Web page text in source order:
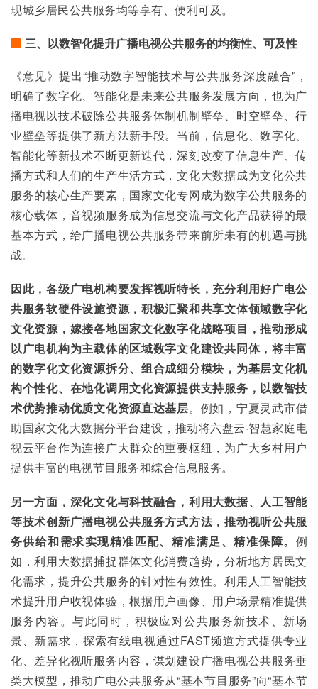
现城乡居民公共服务均等享有、便利可及。
三、以数智化提升广播电视公共服务的均衡性、可及性
《意见》提出“推动数字智能技术与公共服务深度融合”，
明确了数字化、智能化是未来公共服务发展方向，也为广
播电视以技术破除公共服务体制机制壁垒、时空壁垒、行
业壁垒等提供了新方法新手段。当前，信息化、数字化、
智能化等新技术不断更新迭代，深刻改变了信息生产、传
播方式和人们的生产生活方式，文化大数据成为文化公共
服务的核心生产要素，国家文化专网成为数字公共服务的
核心载体，音视频服务成为信息交流与文化产品获得的最
基本方式，给广播电视公共服务带来前所未有的机遇与挑
战。
因此，各级广电机构要发挥视听特长，充分利用好广电公
共服务软硬件设施资源，积极汇聚和共享文体领域数字化
文化资源，嫁接各地国家文化数字化战略项目，推动形成
以广电机构为主载体的区域数字文化建设共同体，将丰富
的数字化文化资源拆分、组合成细分模块，为基层文化机
构个性化、在地化调用文化资源提供支持服务，以数智技
术优势推动优质文化资源直达基层。例如，宁夏灵武市借
助国家文化大数据分平台建设，推动将六盘云·智慧家庭电
视云平台作为连接广大群众的重要枢纽，为广大乡村用户
提供丰富的电视节目服务和综合信息服务。
另一方面，深化文化与科技融合，利用大数据、人工智能
等技术创新广播电视公共服务方式方法，推动视听公共服
务供给和需求实现精准匹配、精准满足、精准保障。 例
如，利用大数据捕捉群体文化消费趋势，分析地方居民文
化需求，提升公共服务的针对性有效性。利用人工智能技
术提升用户收视体验，根据用户画像、用户场景精准提供
服务内容。与此同时，积极应对公共服务新技术、新场
景、新需求，探索有线电视通过FAST频道方式提供专业
化、差异化视听服务内容，谋划建设广播电视公共服务垂
类大模型，推动广电公共服务从“基本节目服务”向“基本节